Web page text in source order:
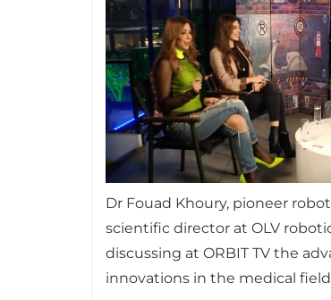
Dr Fouad Khoury, pioneer
scientific director at OLV
discussing at ORBIT TV the
innovations in the medical